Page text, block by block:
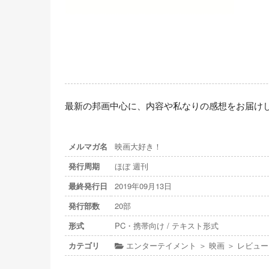
最新の邦画中心に、内容や私なりの感想をお届け
メルマガ名
映画大好き！
発行周期
ほぼ 週刊
最終発行日
2019年09月13日
発行部数
20部
形式
PC・携帯向け / テキスト形式
カテゴリ
エンターテイメント ＞ 映画 ＞ レビュ